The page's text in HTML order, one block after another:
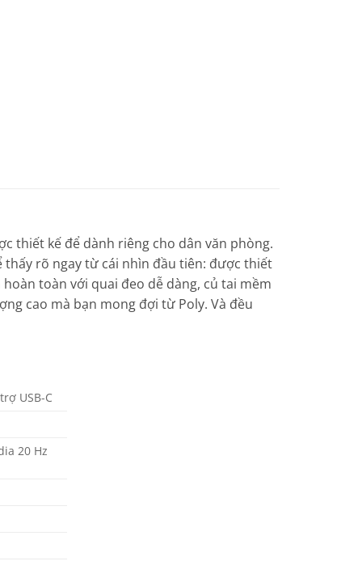
thiết kế để dành riêng cho dân văn phòng.
thấy rõ ngay từ cái nhìn đầu tiên: được thiết
toàn với quai đeo dễ dàng, củ tai mềm
cao mà bạn mong đợi từ Poly. Và đều
USB-C
20 Hz